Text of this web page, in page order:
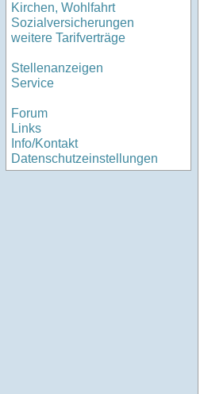
Kirchen, Wohlfahrt
Sozialversicherungen
weitere Tarifverträge
Stellenanzeigen
Service
Forum
Links
Info/Kontakt
Datenschutzeinstellungen